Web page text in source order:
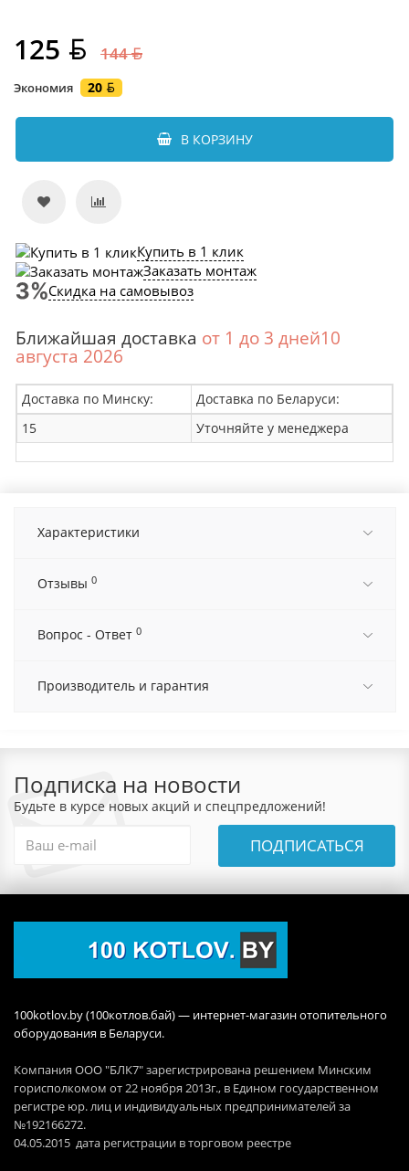
125 144
Экономия 20
В КОРЗИНУ
Купить в 1 клик
Заказать монтаж
Скидка на самовывоз
Ближайшая доставка от 1 до 3 дней10
августа 2026
Доставка по Минску:
Доставка по Беларуси:
15
Уточняйте у менеджера
Характеристики
Отзывы 0
Вопрос - Ответ 0
Производитель и гарантия
Подписка на новости
Будьте в курсе новых акций и спецпредложений!
ПОДПИСАТЬСЯ
100kotlov.by (100котлов.бай) — интернет-магазин отопительного
оборудования в Беларуси.
Компания ООО "БЛК7" зарегистрирована решением Минским
горисполкомом от 22 ноября 2013г., в Едином государственном
регистре юр. лиц и индивидуальных предпринимателей за
№192166272.
04.05.2015 дата регистрации в торговом реестре